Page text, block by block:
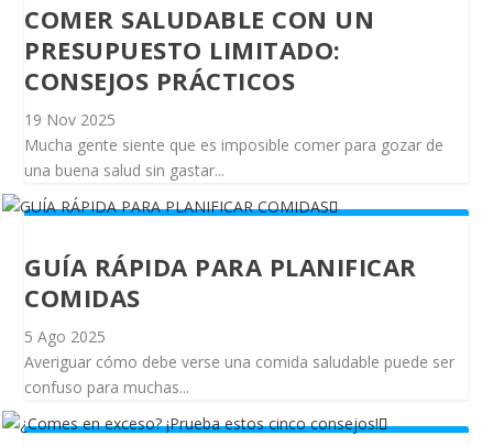
COMER SALUDABLE CON UN
PRESUPUESTO LIMITADO:
CONSEJOS PRÁCTICOS
19 Nov 2025
Mucha gente siente que es imposible comer para gozar de
una buena salud sin gastar...
GUÍA RÁPIDA PARA PLANIFICAR
COMIDAS
5 Ago 2025
Averiguar cómo debe verse una comida saludable puede ser
confuso para muchas...